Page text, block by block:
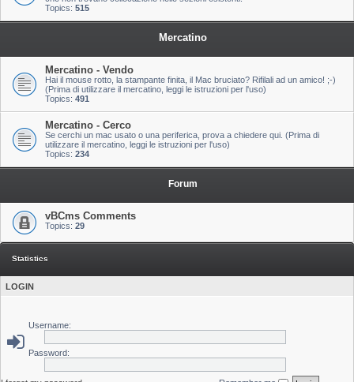
Topics: 515
Mercatino
Mercatino - Vendo
Hai il mouse rotto, la stampante finita, il Mac bruciato? Rifilali ad un amico! ;-)
(Prima di utilizzare il mercatino, leggi le istruzioni per l'uso)
Topics: 491
Mercatino - Cerco
Se cerchi un mac usato o una periferica, prova a chiedere qui. (Prima di
utilizzare il mercatino, leggi le istruzioni per l'uso)
Topics: 234
Forum
vBCms Comments
Topics: 29
Statistics
LOGIN
Username:
Password: